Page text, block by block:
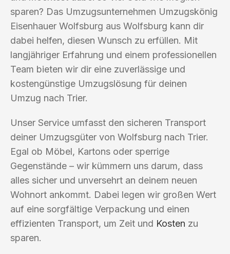
sparen? Das Umzugsunternehmen Umzugskönig
Eisenhauer Wolfsburg aus Wolfsburg kann dir
dabei helfen, diesen Wunsch zu erfüllen. Mit
langjähriger Erfahrung und einem professionellen
Team bieten wir dir eine zuverlässige und
kostengünstige Umzugslösung für deinen
Umzug nach Trier.
Unser Service umfasst den sicheren Transport
deiner Umzugsgüter von Wolfsburg nach Trier.
Egal ob Möbel, Kartons oder sperrige
Gegenstände – wir kümmern uns darum, dass
alles sicher und unversehrt an deinem neuen
Wohnort ankommt. Dabei legen wir großen Wert
auf eine sorgfältige Verpackung und einen
effizienten Transport, um Zeit und Kosten zu
sparen.